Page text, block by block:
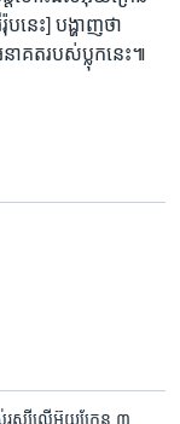
នេះ] បង្ហាញ​ថា
គត​របស់​ប្លុក​នេះ៕
ស់​រុស្ស៊ី​លើ​អ៊ុយក្រែន ៣